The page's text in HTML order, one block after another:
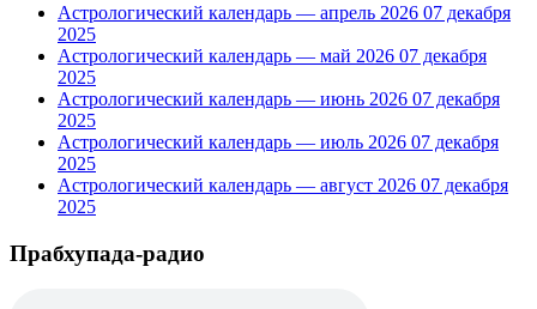
Астрологический календарь — апрель 2026 07 декабря
2025
Астрологический календарь — май 2026 07 декабря
2025
Астрологический календарь — июнь 2026 07 декабря
2025
Астрологический календарь — июль 2026 07 декабря
2025
Астрологический календарь — август 2026 07 декабря
2025
Прабхупада-радио